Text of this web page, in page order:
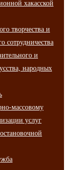
хакасской
творчества и
сотрудничества
и
народных
массовому
услуг